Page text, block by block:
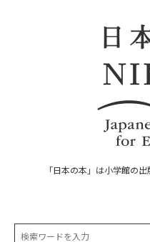
「日本の本」は小学館の